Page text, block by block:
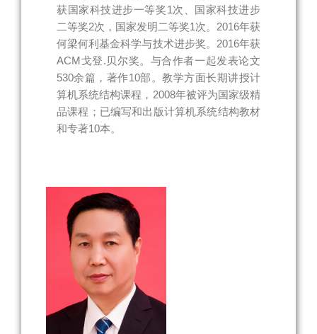
获国家科技进步一等奖1次、国家科技进步
二等奖2次，国家发明二等奖1次。2016年获
何梁何利基金科学与技术进步奖。2016年获
ACM戈登.贝尔奖。与合作者一起发表论文
530余篇，著作10部。教学方面长期讲授计
算机系统结构课程，2008年被评为国家级精
品课程；已编写和出版计算机系统结构教材
和专著10本。